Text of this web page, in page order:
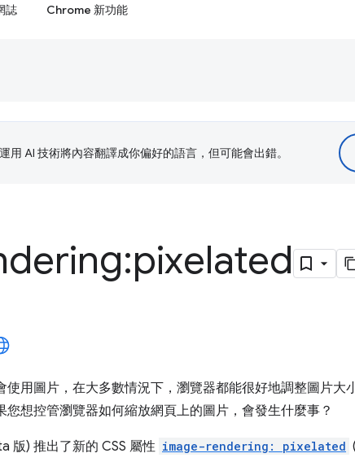
誌 Chrome 新功能
用 AI 技術將內容翻譯成你偏好的語言，但可能會出錯。
使用圖片，在大多數情況下，瀏覽器都能很好地調整圖片大
您想控管瀏覽器如何縮放網頁上的圖片，會發生什麼事？
版) 推出了新的 CSS 屬性 image-rendering: pixelated